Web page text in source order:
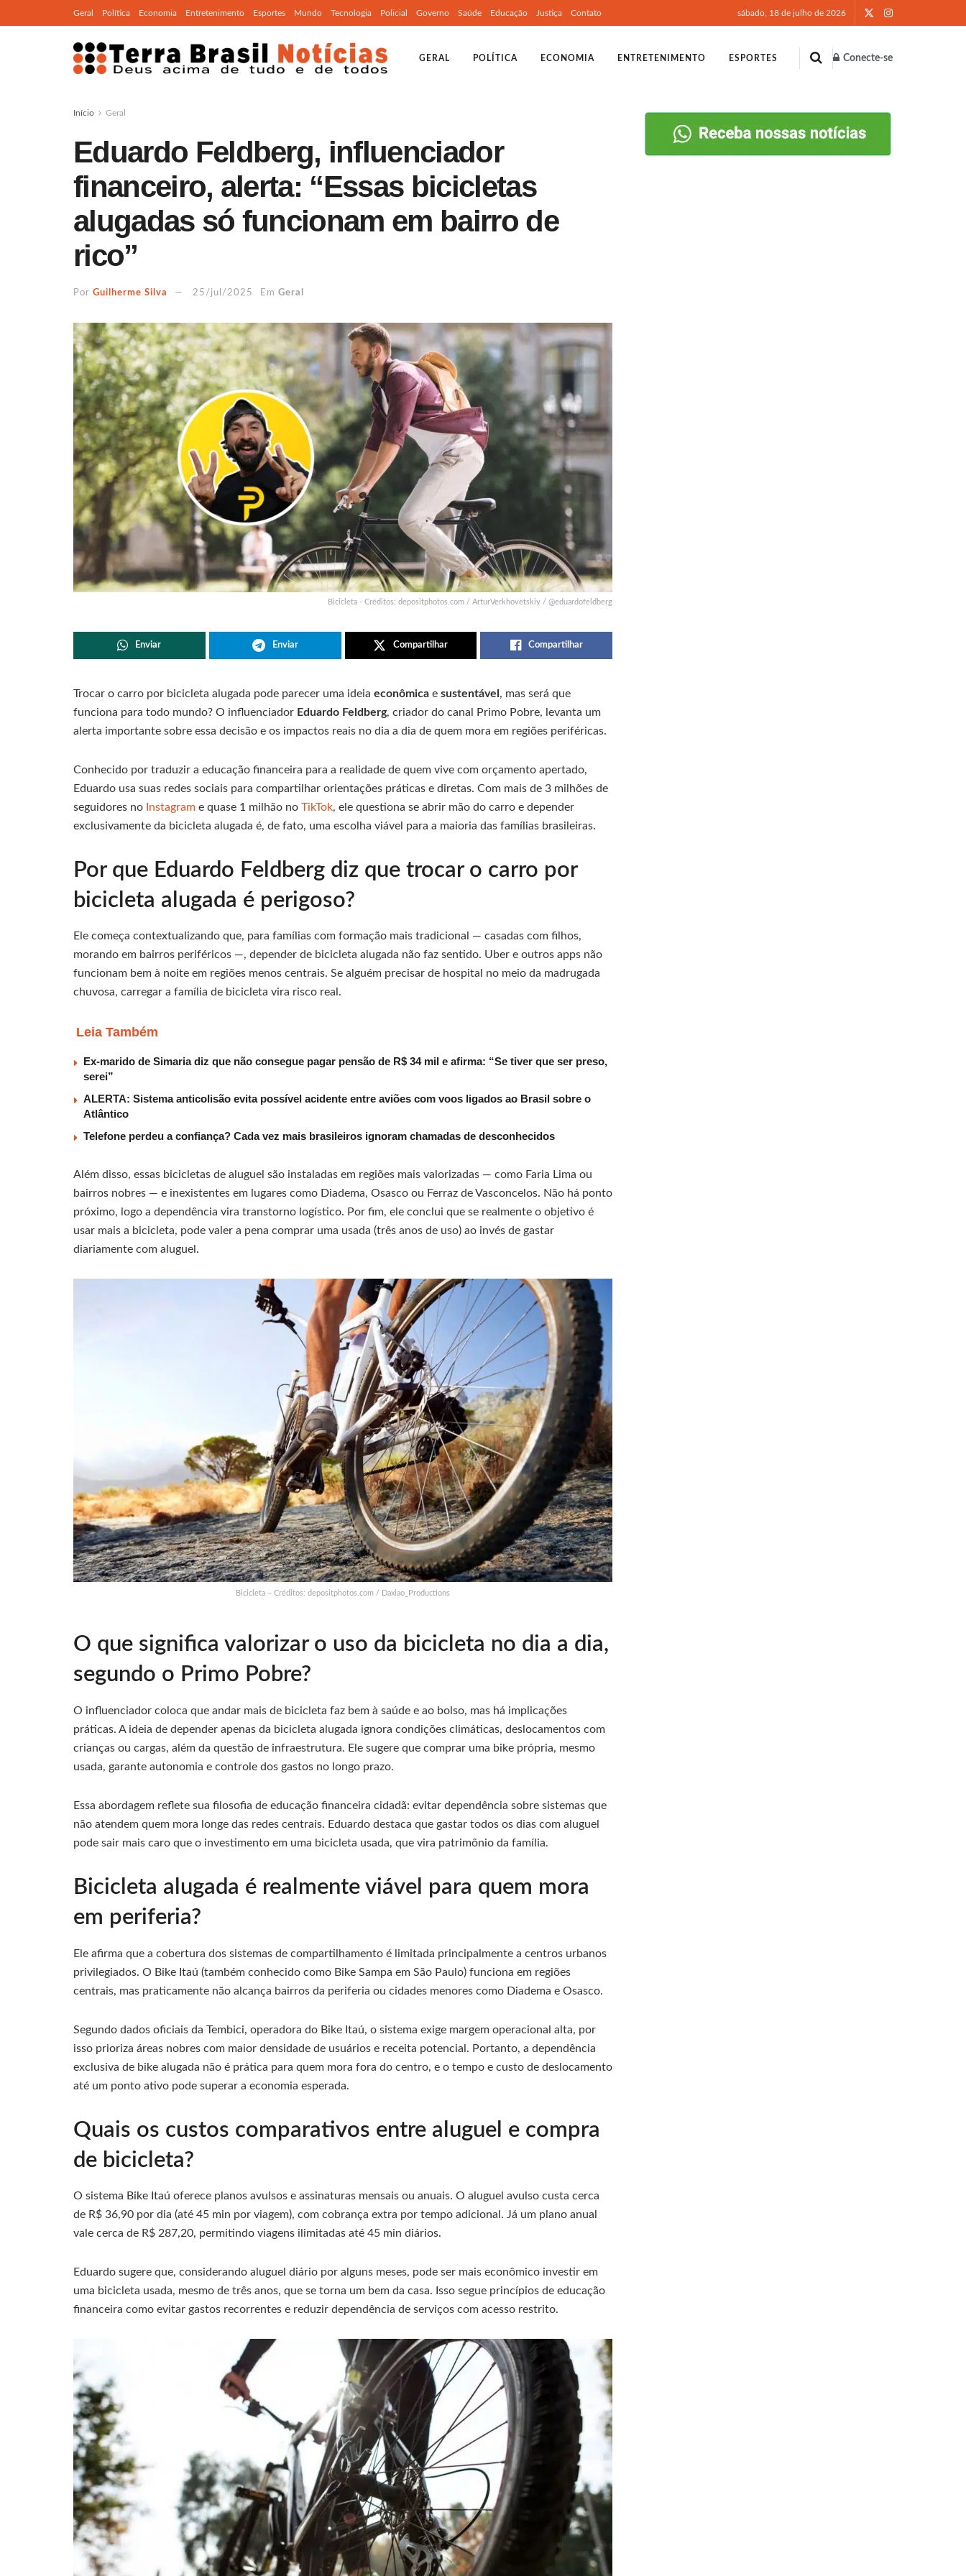
Geral Política Economia Entretenimento Esportes Mundo Tecnologia Policial Governo Saúde Educação Justiça Contato sábado, 18 de julho de 2026
GERAL POLÍTICA ECONOMIA ENTRETENIMENTO ESPORTES Conecte-se
Início Geral
Eduardo Feldberg, influenciador
financeiro, alerta: “Essas bicicletas
alugadas só funcionam em bairro de
rico”
Por Guilherme Silva 25/jul/2025 Em Geral
Bicicleta - Créditos: depositphotos.com / ArturVerkhovetskiy / @eduardofeldberg
Enviar Enviar Compartilhar Compartilhar
Trocar o carro por bicicleta alugada pode parecer uma ideia econômica e sustentável , mas será que
funciona para todo mundo? O influenciador Eduardo Feldberg, criador do canal Primo Pobre, levanta um
alerta importante sobre essa decisão e os impactos reais no dia a dia de quem mora em regiões periféricas.
Conhecido por traduzir a educação financeira para a realidade de quem vive com orçamento apertado,
Eduardo usa suas redes sociais para compartilhar orientações práticas e diretas. Com mais de 3 milhões de
seguidores no Instagram e quase 1 milhão no TikTok, ele questiona se abrir mão do carro e depender
exclusivamente da bicicleta alugada é, de fato, uma escolha viável para a maioria das famílias brasileiras.
Por que Eduardo Feldberg diz que trocar o carro por
bicicleta alugada é perigoso?
Ele começa contextualizando que, para famílias com formação mais tradicional — casadas com filhos,
morando em bairros periféricos —, depender de bicicleta alugada não faz sentido. Uber e outros apps não
funcionam bem à noite em regiões menos centrais. Se alguém precisar de hospital no meio da madrugada
chuvosa, carregar a família de bicicleta vira risco real.
Leia Também
Ex-marido de Simaria diz que não consegue pagar pensão de R$ 34 mil e afirma: “Se tiver que ser preso,
serei”
ALERTA: Sistema anticolisão evita possível acidente entre aviões com voos ligados ao Brasil sobre o
Atlântico
Telefone perdeu a confiança? Cada vez mais brasileiros ignoram chamadas de desconhecidos
Além disso, essas bicicletas de aluguel são instaladas em regiões mais valorizadas — como Faria Lima ou
bairros nobres — e inexistentes em lugares como Diadema, Osasco ou Ferraz de Vasconcelos. Não há ponto
próximo, logo a dependência vira transtorno logístico. Por fim, ele conclui que se realmente o objetivo é
usar mais a bicicleta, pode valer a pena comprar uma usada (três anos de uso) ao invés de gastar
diariamente com aluguel.
Bicicleta – Créditos: depositphotos.com / Daxiao_Productions
O que significa valorizar o uso da bicicleta no dia a dia,
segundo o Primo Pobre?
O influenciador coloca que andar mais de bicicleta faz bem à saúde e ao bolso, mas há implicações
práticas. A ideia de depender apenas da bicicleta alugada ignora condições climáticas, deslocamentos com
crianças ou cargas, além da questão de infraestrutura. Ele sugere que comprar uma bike própria, mesmo
usada, garante autonomia e controle dos gastos no longo prazo.
Essa abordagem reflete sua filosofia de educação financeira cidadã: evitar dependência sobre sistemas que
não atendem quem mora longe das redes centrais. Eduardo destaca que gastar todos os dias com aluguel
pode sair mais caro que o investimento em uma bicicleta usada, que vira patrimônio da família.
Bicicleta alugada é realmente viável para quem mora
em periferia?
Ele afirma que a cobertura dos sistemas de compartilhamento é limitada principalmente a centros urbanos
privilegiados. O Bike Itaú (também conhecido como Bike Sampa em São Paulo) funciona em regiões
centrais, mas praticamente não alcança bairros da periferia ou cidades menores como Diadema e Osasco.
Segundo dados oficiais da Tembici, operadora do Bike Itaú, o sistema exige margem operacional alta, por
isso prioriza áreas nobres com maior densidade de usuários e receita potencial. Portanto, a dependência
exclusiva de bike alugada não é prática para quem mora fora do centro, e o tempo e custo de deslocamento
até um ponto ativo pode superar a economia esperada.
Quais os custos comparativos entre aluguel e compra
de bicicleta?
O sistema Bike Itaú oferece planos avulsos e assinaturas mensais ou anuais. O aluguel avulso custa cerca
de R$ 36,90 por dia (até 45 min por viagem), com cobrança extra por tempo adicional. Já um plano anual
vale cerca de R$ 287,20, permitindo viagens ilimitadas até 45 min diários.
Eduardo sugere que, considerando aluguel diário por alguns meses, pode ser mais econômico investir em
uma bicicleta usada, mesmo de três anos, que se torna um bem da casa. Isso segue princípios de educação
financeira como evitar gastos recorrentes e reduzir dependência de serviços com acesso restrito.